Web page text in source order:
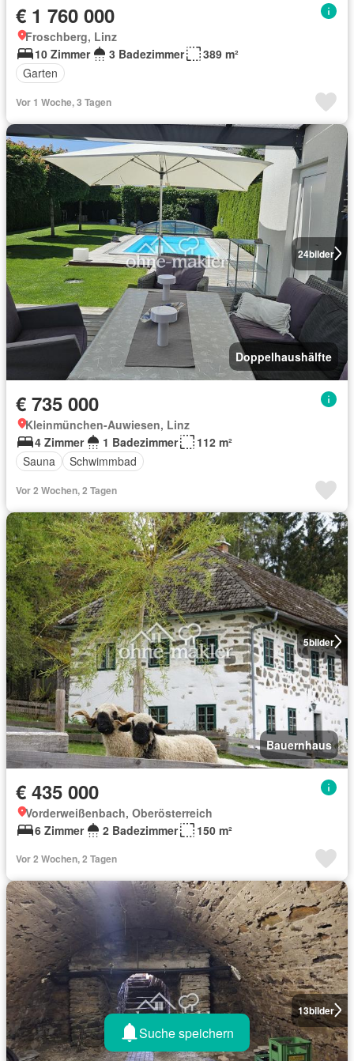
€ 1 760 000
Froschberg, Linz
10 Zimmer
3 Badezimmer
389 m²
Garten
Vor 1 Woche, 3 Tagen
24bilder
Doppelhaushälfte
€ 735 000
Kleinmünchen-Auwiesen, Linz
4 Zimmer
1 Badezimmer
112 m²
Sauna
Schwimmbad
Vor 2 Wochen, 2 Tagen
5bilder
Bauernhaus
€ 435 000
Vorderweißenbach, Oberösterreich
6 Zimmer
2 Badezimmer 150 m²
Vor 2 Wochen, 2 Tagen
13bilder
Suche speichern